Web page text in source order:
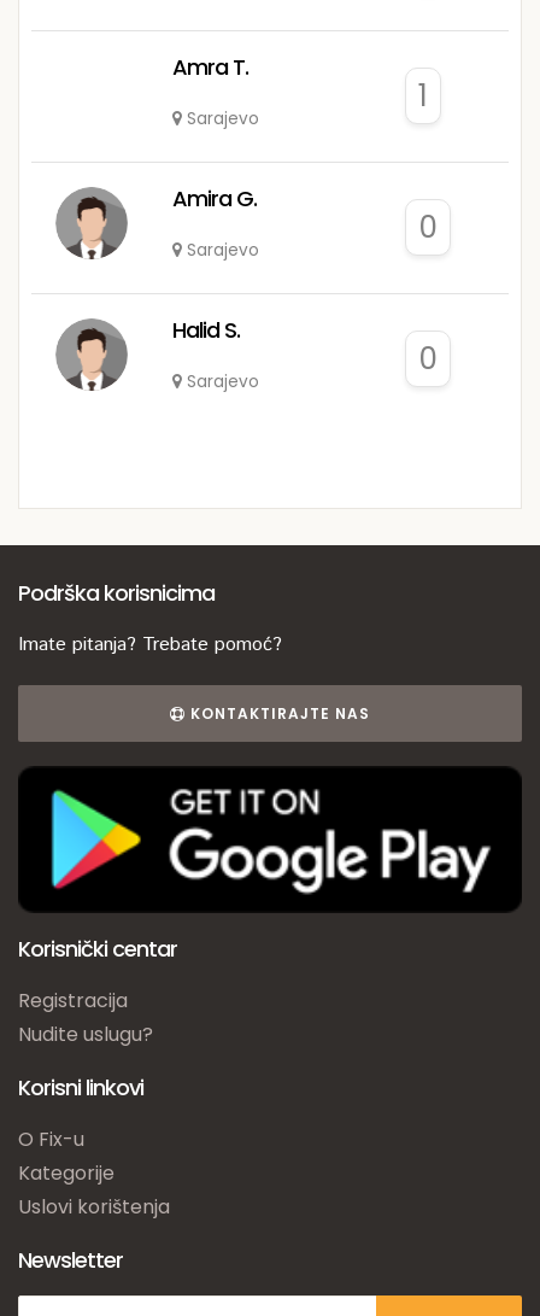
Amra T.
Sarajevo
1
Amira G.
Sarajevo
0
Halid S.
Sarajevo
0
Podrška korisnicima
Imate pitanja? Trebate pomoć?
KONTAKTIRAJTE NAS
Korisnički centar
Registracija
Nudite uslugu?
Korisni linkovi
O Fix-u
Kategorije
Uslovi korištenja
Newsletter